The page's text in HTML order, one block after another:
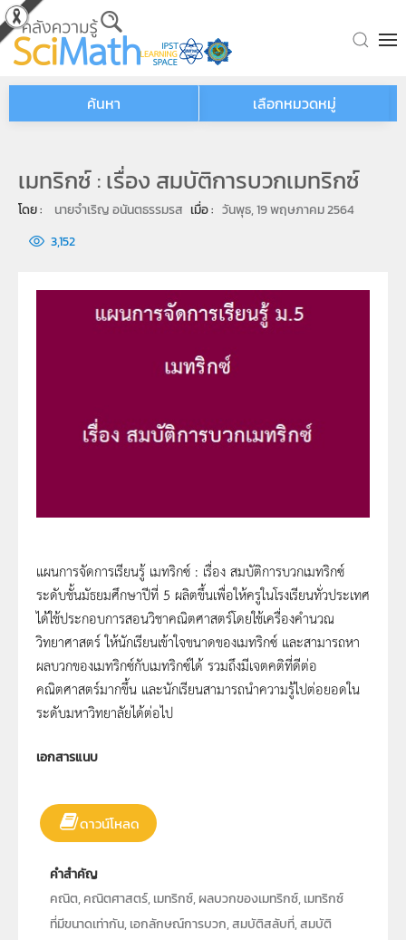
Skip to main content
ค้นหา เลือกหมวดหมู่
เมทริกซ์ : เรื่อง สมบัติการบวกเมทริกซ์
โดย : นายจำเริญ อนันตธรรมรส เมื่อ : วันพุธ, 19 พฤษภาคม 2564
3,152
แผนการจัดการเรียนรู้ เมทริกซ์ : เรื่อง สมบัติการบวกเมทริกซ์
ระดับชั้นมัธยมศึกษาปีที่ 5 ผลิตขึ้นเพื่อให้ครูในโรงเรียนทั่วประเทศ
ได้ใช้ประกอบการสอนวิชาคณิตศาสตร์โดยใช้เครื่องคำนวณ
วิทยาศาสตร์ ให้นักเรียนเข้าใจขนาดของเมทริกซ์ และสามารถหา
ผลบวกของเมทริกซ์กับเมทริกซ์ได้ รวมถึงมีเจตคติที่ดีต่อ
คณิตศาสตร์มากขึ้น และนักเรียนสามารถนำความรู้ไปต่อยอดใน
ระดับมหาวิทยาลัยได้ต่อไป
เอกสารแนบ
ดาวน์โหลด
คำสำคัญ
คณิต, คณิตศาสตร์, เมทริกซ์, ผลบวกของเมทริกซ์, เมทริกซ์
ที่มีขนาดเท่ากัน, เอกลักษณ์การบวก, สมบัติสลับที่, สมบัติ